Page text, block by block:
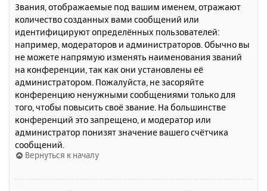
Звания, отображаемые под вашим именем, отражают
количество созданных вами сообщений или
идентифицируют определённых пользователей:
например, модераторов и администраторов. Обычно вы
не можете напрямую изменять наименования званий
на конференции, так как они установлены её
администратором. Пожалуйста, не засоряйте
конференцию ненужными сообщениями только для
того, чтобы повысить своё звание. На большинстве
конференций это запрещено, и модератор или
администратор понизят значение вашего счётчика
сообщений.
Вернуться к началу